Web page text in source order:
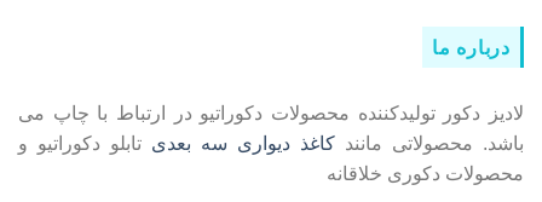
درباره ما
لادیز دکور تولیدکننده محصولات دکوراتیو در ارتباط با چاپ می
باشد. محصولاتی مانند کاغذ دیواری سه بعدی تابلو دکوراتیو و
محصولات دکوری خلاقانه